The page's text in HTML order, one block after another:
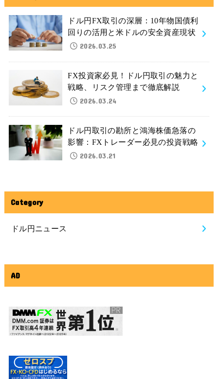
ドル円FX取引の深層：10年物国債利
回りの活用と米ドルの安全資産現状
2026.03.25
FX投資家必見！ドル円取引の魅力と
戦略、リスク管理まで徹底解説
2026.03.24
ドル円取引の勘所と鴻海株価急落の
影響：FXトレーダー必見の投資戦略
2026.03.21
Category
ドル円ニュース
AD